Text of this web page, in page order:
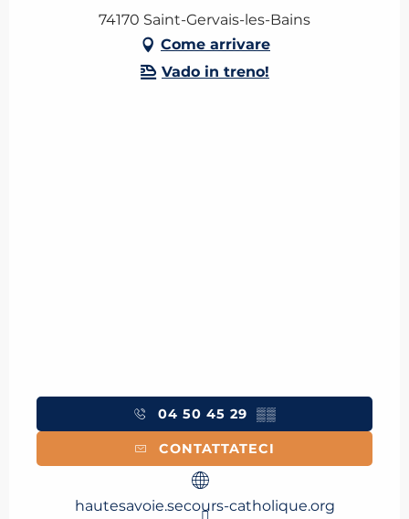
74170 Saint-Gervais-les-Bains
Come arrivare
Vado in treno!
04 50 45 29 ▒▒
CONTATTATECI
hautesavoie.secours-catholique.org